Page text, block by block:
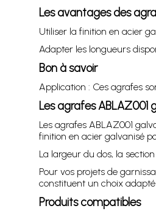
Les avantages des
Utiliser la finition en acier
Adapter les longueurs
Bon à savoir
Application : Ces agrafes
Les agrafes ABLAZ001
Les agrafes ABLAZ001
finition en acier galvanisé
La largeur du dos, la
Pour vos projets de
constituent un choix
Produits compatibles